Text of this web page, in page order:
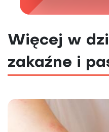
Więcej w
zakaźne i